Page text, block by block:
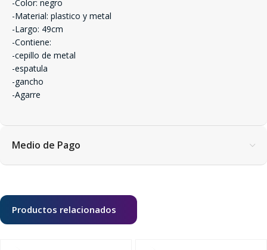
-Color: negro
-Material: plastico y metal
-Largo: 49cm
-Contiene:
-cepillo de metal
-espatula
-gancho
-Agarre
Medio de Pago
Productos relacionados